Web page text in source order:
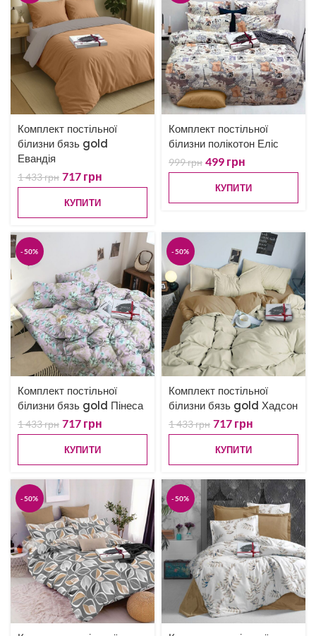
Комплект постільної
білизни бязь gold
Евандія
1 433грн 717 грн
КУПИТИ
Комплект постільної
білизни полікотон Еліс
999грн 499 грн
КУПИТИ
-50%
Комплект постільної
білизни бязь gold Пінеса
1 433грн 717 грн
КУПИТИ
-50%
Комплект постільної
білизни бязь gold Хадсон
1 433грн 717 грн
КУПИТИ
-50% -50%